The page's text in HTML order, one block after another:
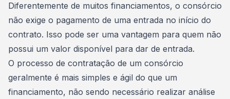
Diferentemente de muitos financiamentos, o consórcio
não exige o pagamento de uma entrada no início do
contrato. Isso pode ser uma vantagem para quem não
possui um valor disponível para dar de entrada.
O processo de contratação de um consórcio
geralmente é mais simples e ágil do que um
financiamento, não sendo necessário realizar análise